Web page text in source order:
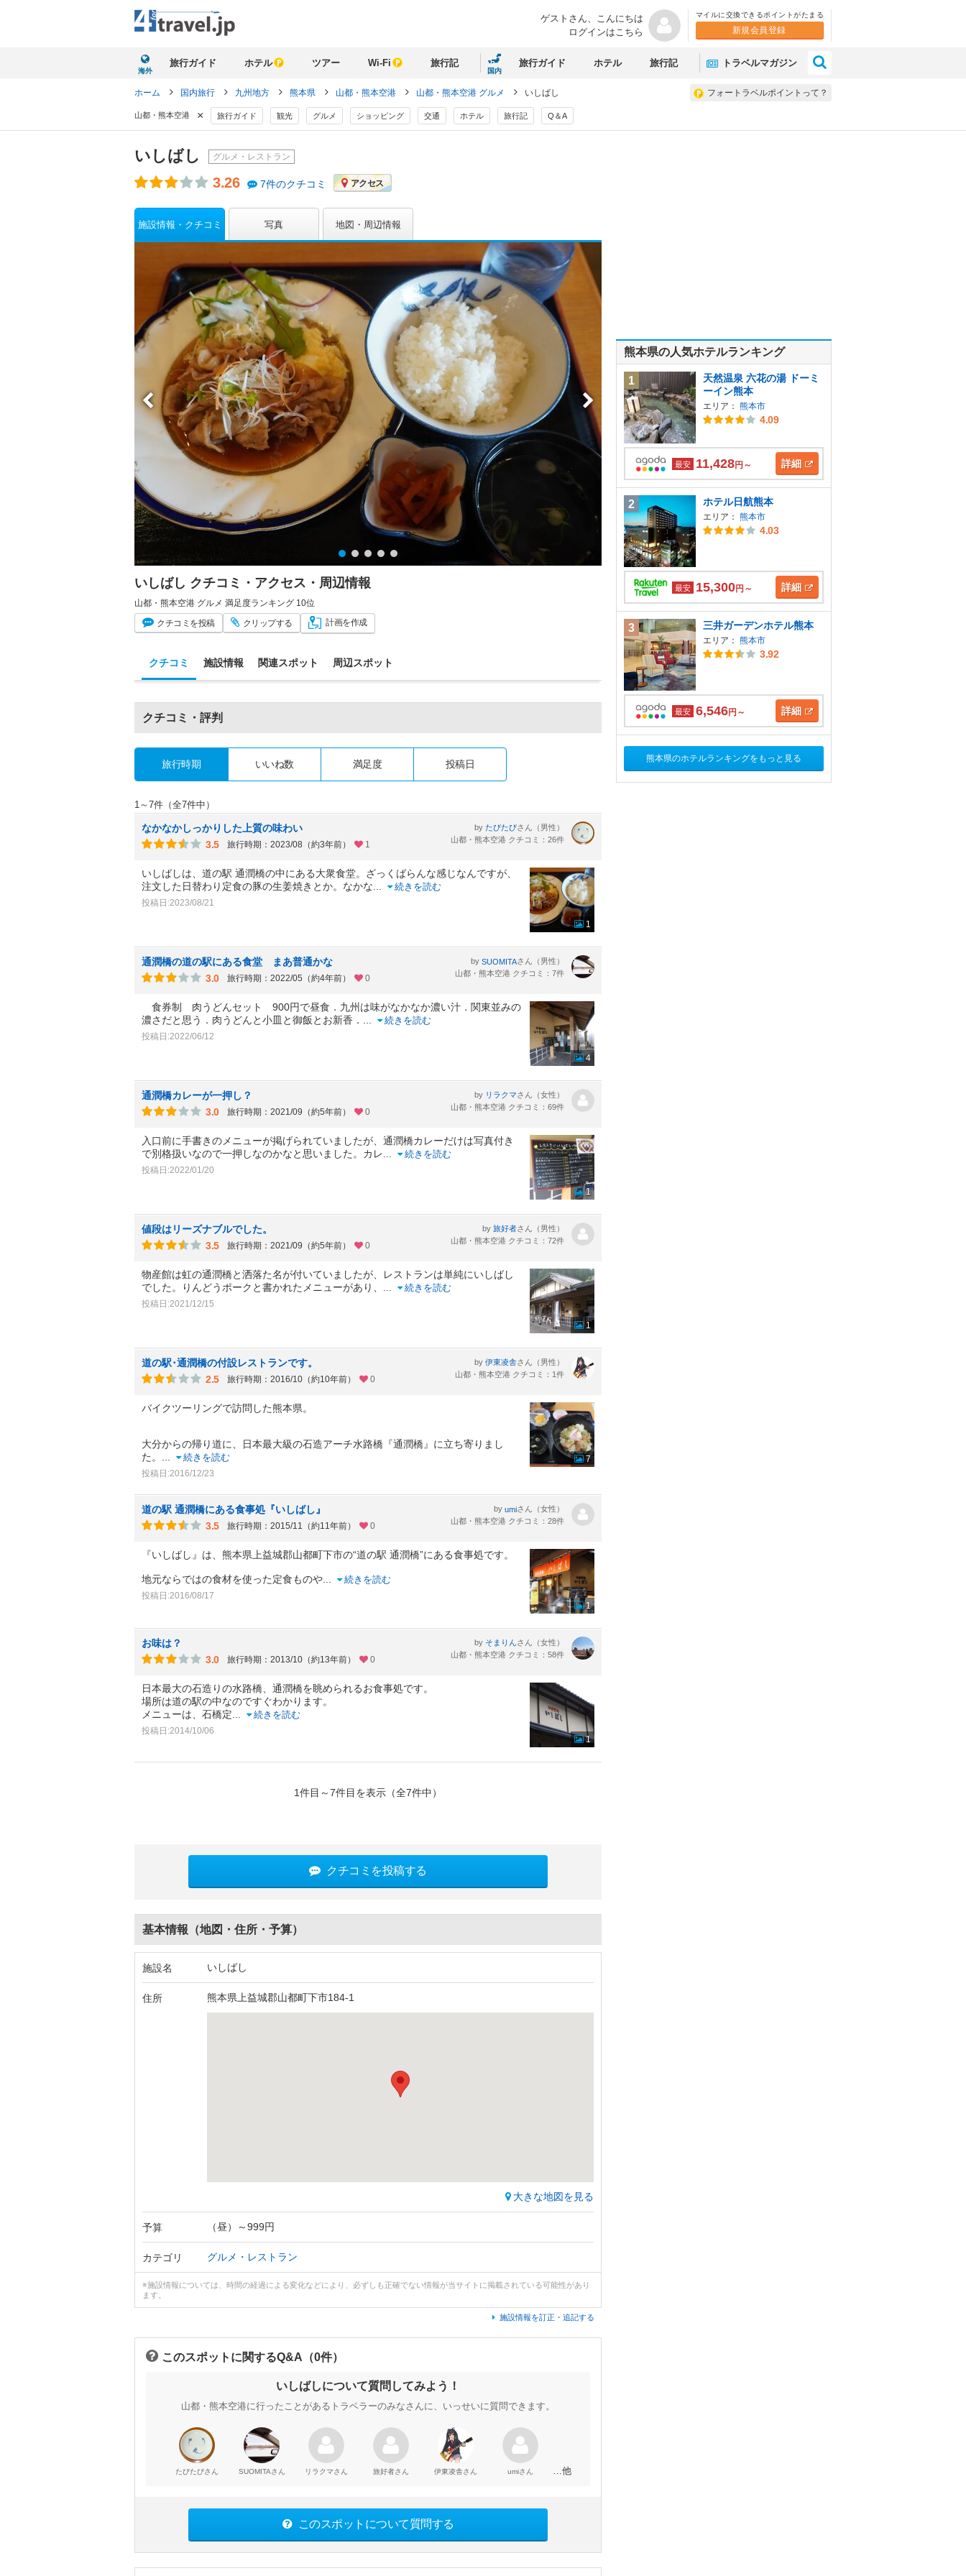
ゲストさん、 こんにちは
ログインはこちら
マイルに交換できるポイントがたまる
新規会員登録
海外
旅行ガイド ホテル ツアー Wi-Fi 旅行記
国内
旅行ガイド ホテル 旅行記 トラベルマガジン
フォートラベルポイントって？
ホーム 国内旅行 九州地方 熊本県 山都・熊本空港 山都・熊本空港 グルメ いしばし
山都・熊本空港 × 旅行ガイド 観光 グルメ ショッピング 交通 ホテル 旅行記 Q＆A
いしばし グルメ・レストラン
3.26 7件のクチコミ アクセス
施設情報・クチコミ 写真 地図・周辺情報
いしばし クチコミ・アクセス・周辺情報
山都・熊本空港 グルメ 満足度ランキング 10位
クチコミ を投稿 クリップする 計画を作成
クチコミ 施設情報 関連スポット 周辺スポット
クチコミ・評判
旅行時期 いいね数 満足度 投稿日
1～7件（全7件中）
なかなかしっかりした上質の味わい
3.5
旅行時期：2023/08（約3年前） 1
by たびたびさん（男性）
山都・熊本空港 クチコミ：26件
いしばしは、道の駅 通潤橋の中にある大衆食堂。ざっくばらんな感じなんですが、
注文した日替わり定食の豚の生姜焼きとか。なかな
続きを読む
投稿日:2023/08/21
1
通潤橋の道の駅にある食堂 まあ普通かな
3.0
旅行時期：2022/05（約4年前） 0
by SUOMITAさん（男性）
山都・熊本空港 クチコミ：7件
食券制 肉うどんセット 900円で昼食．九州は味がなかなか濃い汁．関東並みの
濃さだと思う．肉うどんと小皿と御飯とお新香．
続きを読む
投稿日:2022/06/12
4
通潤橋カレーが一押し？
3.0
旅行時期：2021/09（約5年前） 0
by リラクマさん（女性）
山都・熊本空港 クチコミ：69件
入口前に手書きのメニューが掲げられていましたが、通潤橋カレーだけは写真付き
で別格扱いなので一押しなのかなと思いました。カレ
続きを読む
投稿日:2022/01/20
1
値段はリーズナブルでした。
3.5
旅行時期：2021/09（約5年前） 0
by 旅好者さん（男性）
山都・熊本空港 クチコミ：72件
物産館は虹の通潤橋と洒落た名が付いていましたが、レストランは単純にいしばし
でした。りんどうポークと書かれたメニューがあり、
続きを読む
投稿日:2021/12/15
1
道の駅･通潤橋の付設レストランです。
2.5
旅行時期：2016/10（約10年前） 0
by 伊東凌舎さん（男性）
山都・熊本空港 クチコミ：1件
バイクツーリングで訪問した熊本県。
大分からの帰り道に、日本最大級の石造アーチ水路橋『通潤橋』に立ち寄りまし
た。
続きを読む
投稿日:2016/12/23
7
道の駅 通潤橋にある食事処『いしばし』
3.5
旅行時期：2015/11（約11年前） 0
by umiさん（女性）
山都・熊本空港 クチコミ：28件
『いしばし』は、熊本県上益城郡山都町下市の“道の駅 通潤橋”にある食事処です。
地元ならではの食材を使った定食ものや 続きを読む
投稿日:2016/08/17
1
お味は？
3.0
旅行時期：2013/10（約13年前） 0
by そまりんさん（女性）
山都・熊本空港 クチコミ：58件
日本最大の石造りの水路橋、通潤橋を眺められるお食事処です。
場所は道の駅の中なのですぐわかります。
メニューは、石橋定
続きを読む
投稿日:2014/10/06
1
1件目～7件目を表示（全7件中）
クチコミを投稿する
基本情報（地図・住所・予算）
施設名 いしばし
住所 熊本県上益城郡山都町下市184-1
大きな地図を見る
予算 （昼）～999円
カテゴリ グルメ・レストラン
※施設情報については、時間の経過による変化などにより、必ずしも正確でない情報が当サイトに掲載されている可能性があり
ます。
施設情報を訂正・追記する
このスポットに関するQ&A（0件）
いしばしについて質問してみよう！
山都・熊本空港に行ったことがあるトラベラーのみなさんに、いっせいに質問できます。
たびたびさん SUOMITAさん リラクマさん 旅好者さん 伊東凌舎さん umiさん …他
このスポットについて質問する
熊本県の人気ホテルランキング
1
天然温泉 六花の湯 ドーミ
ーイン熊本
エリア： 熊本市
4.09
最安 11,428円～ 詳細
2 ホテル日航熊本
エリア： 熊本市
4.03
最安 15,300円～ 詳細
3 三井ガーデンホテル熊本
エリア： 熊本市
3.92
最安 6,546円～ 詳細
熊本県のホテルランキングをもっと見る